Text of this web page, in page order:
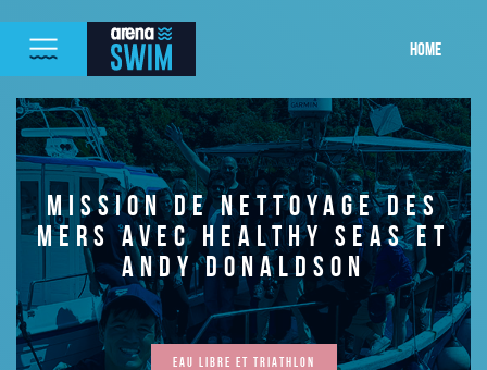
HOME
MISSION DE NETTOYAGE DES
MERS AVEC HEALTHY SEAS ET
ANDY DONALDSON
Eau libre et Triathlon